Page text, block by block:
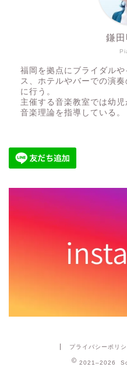
鎌
福岡を拠点にブライダル
ス、ホテルやバーでの演
に行う。
主催する音楽教室では幼
音楽理論を指導している。
プライバシーポリシ
2021–2026